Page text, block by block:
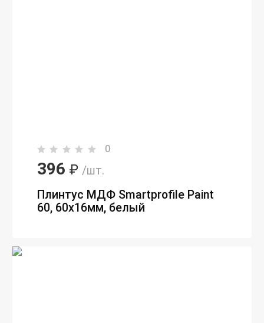
0
396 ₽ /шт.
Плинтус МДФ Smartprofile Paint
60, 60х16мм, белый